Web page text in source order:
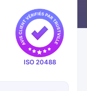
ISO 20488